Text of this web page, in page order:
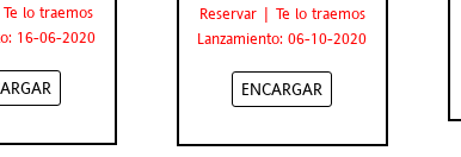
lo traemos
16-06-2020
Reservar | Te lo traemos
Lanzamiento: 06-10-2020
ENCARGAR